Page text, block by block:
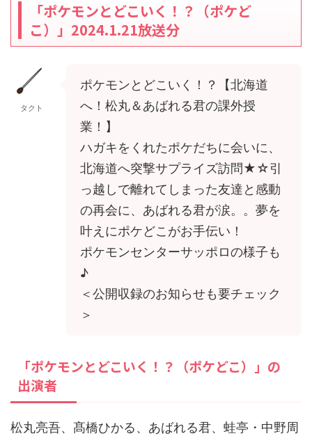
「ポケモンとどこいく！？（ポケど
こ）」2024.1.21放送分
タクト
ポケモンとどこいく！？【北海道
へ！松丸＆あばれる君の課外授
業！】
ハガキをくれたポケだちに会いに、
北海道へ突撃サプライズ訪問★☆引
っ越しで離れてしまった友達と感動
の再会に、あばれる君が涙。。夢を
叶えにポケどこがお手伝い！
ポケモンセンターサッポロの様子も
♪
＜公開収録のお知らせも要チェック
＞
「ポケモンとどこいく！？（ポケどこ）」の
出演者
松丸亮吾、髙橋ひかる、あばれる君、蛙亭・中野周